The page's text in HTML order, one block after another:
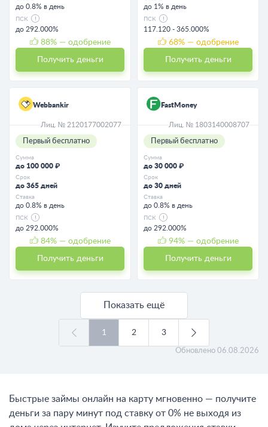
до 0.8% в день
ПСК
до 292.000%
88% — одобрение
Получить деньги
до 1% в день
ПСК
117.120 - 365.000%
68% — одобрение
Получить деньги
Webbankir
Лиц. № 2120177002077
Первый бесплатно
Сумма
до 100 000 ₽
Срок
до 365 дней
Ставка
до 0.8% в день
ПСК
до 292.000%
84% — одобрение
Получить деньги
FastMoney
Лиц. № 1803140008707
Первый бесплатно
Сумма
до 30 000 ₽
Срок
до 30 дней
Ставка
до 0.8% в день
ПСК
до 292.000%
94% — одобрение
Получить деньги
Показать ещё
1 2 3
Обновлено 06.08.2026
Быстрые займы онлайн на карту мгновенно — получите
деньги за пару минут под ставку от 0% не выходя из